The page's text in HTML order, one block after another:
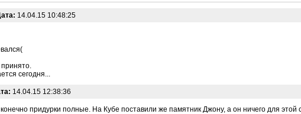
14.04.15 10:48:25
сегодня...
14.04.15 12:38:36
придурки полные. На Кубе поставили же памятник Джону, а он ничего для этой